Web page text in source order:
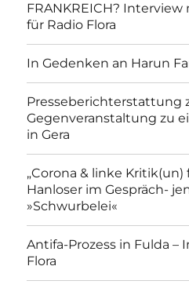
FRANKREICH?
für Radio Flora
In Gedenken an Harun
Presseberichterstattung
Gegenveranstaltung zu
in Gera
„Corona & linke Kritik(un)
Hanloser im Gespräch-
»Schwurbelei«
Antifa-Prozess in Fulda –
Flora